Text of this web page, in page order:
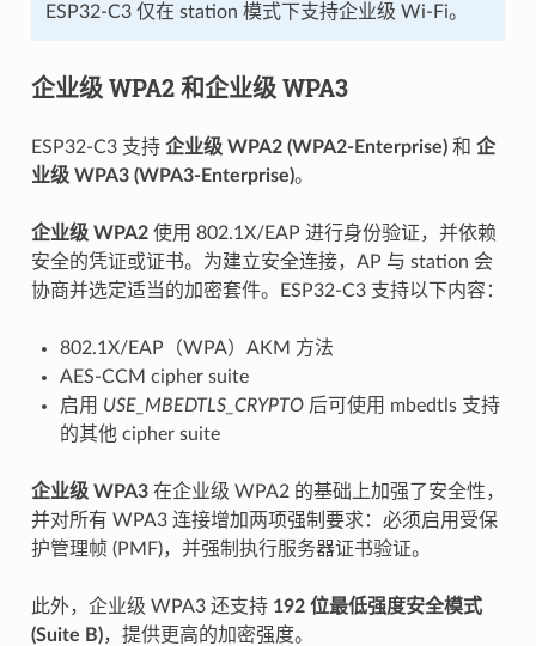
ESP32-C3 仅在 station 模式下支持企业级 Wi-Fi。
企业级 WPA2 和企业级 WPA3
ESP32-C3 支持 企业级 WPA2 (WPA2-Enterprise)和 企
业级 WPA3 (WPA3-Enterprise)。
企业级 WPA2使用 802.1X/EAP 进行身份验证，并依赖
安全的凭证或证书。为建立安全连接，AP 与 station 会
协商并选定适当的加密套件。ESP32-C3 支持以下内容：
802.1X/EAP（WPA）AKM 方法
AES-CCM cipher suite
启用 USE_MBEDTLS_CRYPTO后可使用 mbedtls 支持
的其他 cipher suite
企业级 WPA3在企业级 WPA2 的基础上加强了安全性，
并对所有 WPA3 连接增加两项强制要求：必须启用受保
护管理帧 (PMF)，并强制执行服务器证书验证。
此外，企业级 WPA3 还支持 192 位最低强度安全模式
(Suite B)，提供更高的加密强度。